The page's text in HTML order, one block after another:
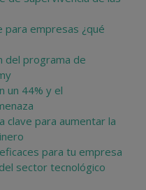
para empresas ¿qué
del programa de
un 44% y el
clave para aumentar la
para tu empresa
sector tecnológico